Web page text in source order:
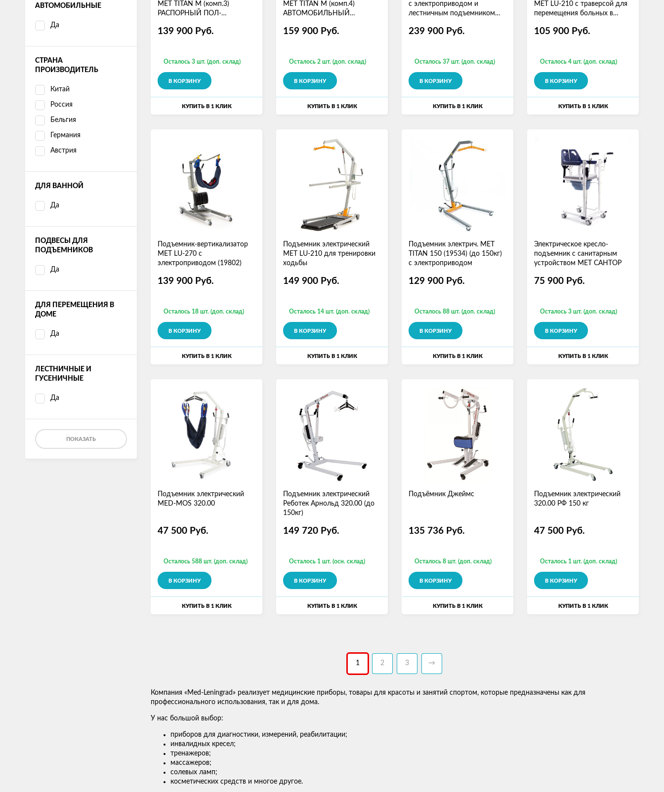
АВТОМОБИЛЬНЫЕ
Да
СТРАНА
ПРОИЗВОДИТЕЛЬ
Китай
Россия
Бельгия
Германия
Австрия
ДЛЯ ВАННОЙ
Да
ПОДВЕСЫ ДЛЯ
ПОДЪЕМНИКОВ
Да
ДЛЯ ПЕРЕМЕЩЕНИЯ В
ДОМЕ
Да
ЛЕСТНИЧНЫЕ И
ГУСЕНИЧНЫЕ
Да
ПОКАЗАТЬ
MET TITAN M (комп.3)
РАСПОРНЫЙ ПОЛ-
кроншт, подвес)
139 900 Руб.
Осталось 3 шт. (доп. склад)
В КОРЗИНУ
КУПИТЬ В 1 КЛИК
MET TITAN M (комп.4)
АВТОМОБИЛЬНЫЙ
кронштейн, подвес)
159 900 Руб.
Осталось 2 шт. (доп. склад)
В КОРЗИНУ
КУПИТЬ В 1 КЛИК
с электроприводом и
лестничным подъемником
239 900 Руб.
Осталось 37 шт. (доп. склад)
В КОРЗИНУ
КУПИТЬ В 1 КЛИК
MET LU-210 с траверсой для
перемещения больных в
105 900 Руб.
Осталось 4 шт. (доп. склад)
В КОРЗИНУ
КУПИТЬ В 1 КЛИК
Подъемник-вертикализатор
MET LU-270 с
электроприводом (19802)
139 900 Руб.
Осталось 18 шт. (доп. склад)
В КОРЗИНУ
КУПИТЬ В 1 КЛИК
Подъемник электрический
MET LU-210 для тренировки
ходьбы
149 900 Руб.
Осталось 14 шт. (доп. склад)
В КОРЗИНУ
КУПИТЬ В 1 КЛИК
Подъемник электрич. MET
TITAN 150 (19534) (до 150кг)
с электроприводом
129 900 Руб.
Осталось 88 шт. (доп. склад)
В КОРЗИНУ
КУПИТЬ В 1 КЛИК
Электрическое кресло-
подъемник с санитарным
устройством МЕТ САНТОР
75 900 Руб.
Осталось 3 шт. (доп. склад)
В КОРЗИНУ
КУПИТЬ В 1 КЛИК
Подъемник электрический
MED-MOS 320.00
47 500 Руб.
Осталось 588 шт. (доп. склад)
В КОРЗИНУ
КУПИТЬ В 1 КЛИК
Подъемник электрический
Реботек Арнольд 320.00 (до
150кг)
149 720 Руб.
Осталось 1 шт. (осн. склад)
В КОРЗИНУ
КУПИТЬ В 1 КЛИК
Подъёмник Джеймс
135 736 Руб.
Осталось 8 шт. (доп. склад)
В КОРЗИНУ
КУПИТЬ В 1 КЛИК
Подъемник электрический
320.00 РФ 150 кг
47 500 Руб.
Осталось 1 шт. (доп. склад)
В КОРЗИНУ
КУПИТЬ В 1 КЛИК
1 2 3 →
Компания «Med-Leningrad» реализует медицинские приборы, товары для красоты и занятий спортом, которые предназначены как для
профессионального использования, так и для дома.
У нас большой выбор:
приборов для диагностики, измерений, реабилитации;
инвалидных кресел;
тренажеров;
массажеров;
солевых ламп;
косметических средств и многое другое.